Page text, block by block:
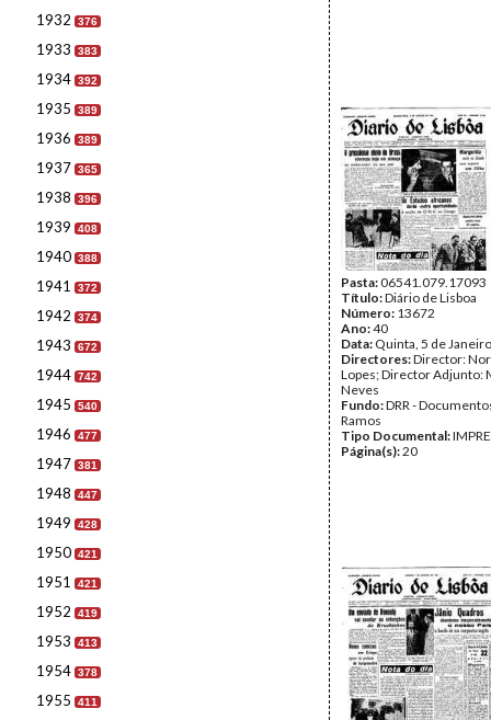
1932 376
1933 383
1934 392
1935 389
1936 389
1937 365
1938 396
1939 408
1940 388
1941 372
1942 374
1943 672
1944 742
1945 540
1946 477
1947 381
1948 447
1949 428
1950 421
1951 421
1952 419
1953 413
1954 378
1955 411
Pasta:06541.079.17093
Título:Diário de Lisboa
Número: 13672
Ano:40
Data: Quinta, 5 de
Directores:Director:
Lopes; Director Adjunto:
Neves
Fundo:DRR -
Ramos
Tipo Documental:
Página(s):20